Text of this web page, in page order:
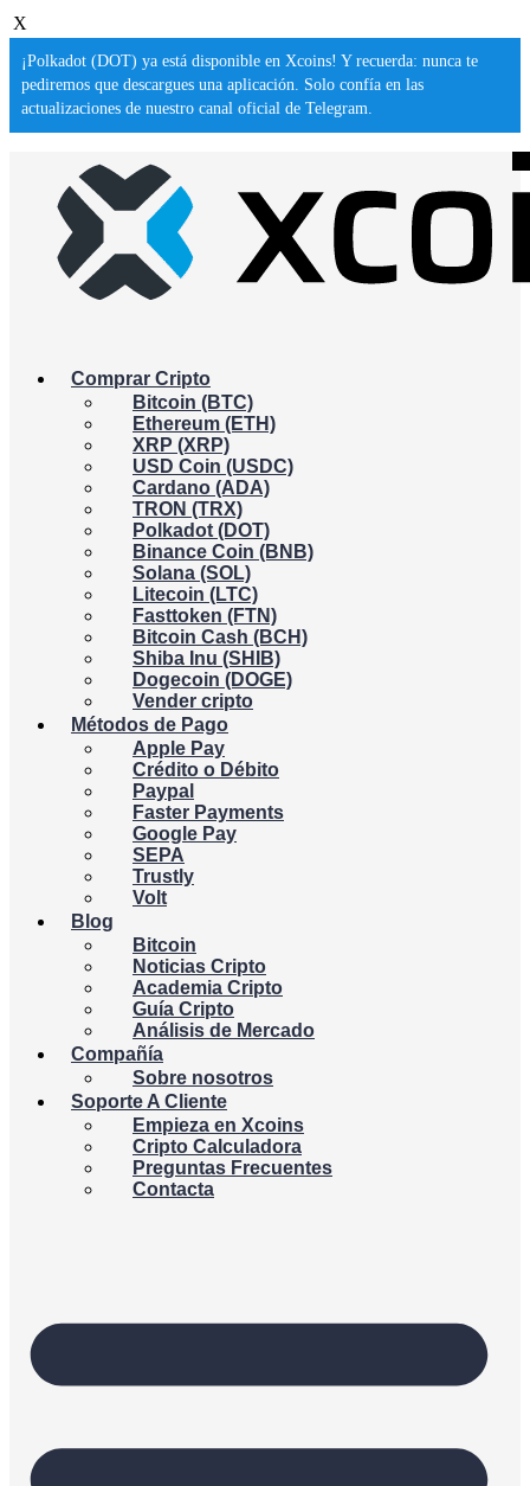
X
¡Polkadot (DOT) ya está disponible en Xcoins! Y recuerda: nunca te
pediremos que descargues una aplicación. Solo confía en las
actualizaciones de nuestro canal oficial de Telegram.
Comprar Cripto
Bitcoin (BTC)
Ethereum (ETH)
XRP (XRP)
USD Coin (USDC)
Cardano (ADA)
TRON (TRX)
Polkadot (DOT)
Binance Coin (BNB)
Solana (SOL)
Litecoin (LTC)
Fasttoken (FTN)
Bitcoin Cash (BCH)
Shiba Inu (SHIB)
Dogecoin (DOGE)
Vender cripto
Métodos de Pago
Apple Pay
Crédito o Débito
Paypal
Faster Payments
Google Pay
SEPA
Trustly
Volt
Blog
Bitcoin
Noticias Cripto
Academia Cripto
Guía Cripto
Análisis de Mercado
Compañía
Sobre nosotros
Soporte A Cliente
Empieza en Xcoins
Cripto Calculadora
Preguntas Frecuentes
Contacta